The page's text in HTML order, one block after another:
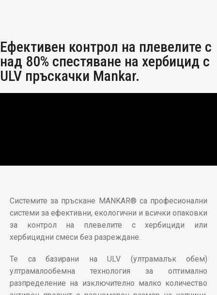
Ефективен контрол на плевелите с
над 80% спестяване на хербицид с
ULV пръскачки Mankar.
Системите за пръскане MANKAR® са професионални
системи за ефективни, екологични и всички опаковки
за контрол на плевелите с хербициди или
хербицидни смеси без разреждане.
Те са базирани на ULV (ултрамалък обем)
ултрамалообемна технология за оптимално
разпределение на изключително малко количество